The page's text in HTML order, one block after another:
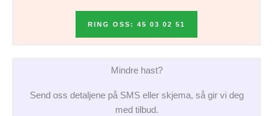
RING OSS: 45 03 02 51
Mindre hast?
Send oss detaljene på SMS eller skjema, så gir vi deg
med tilbud.